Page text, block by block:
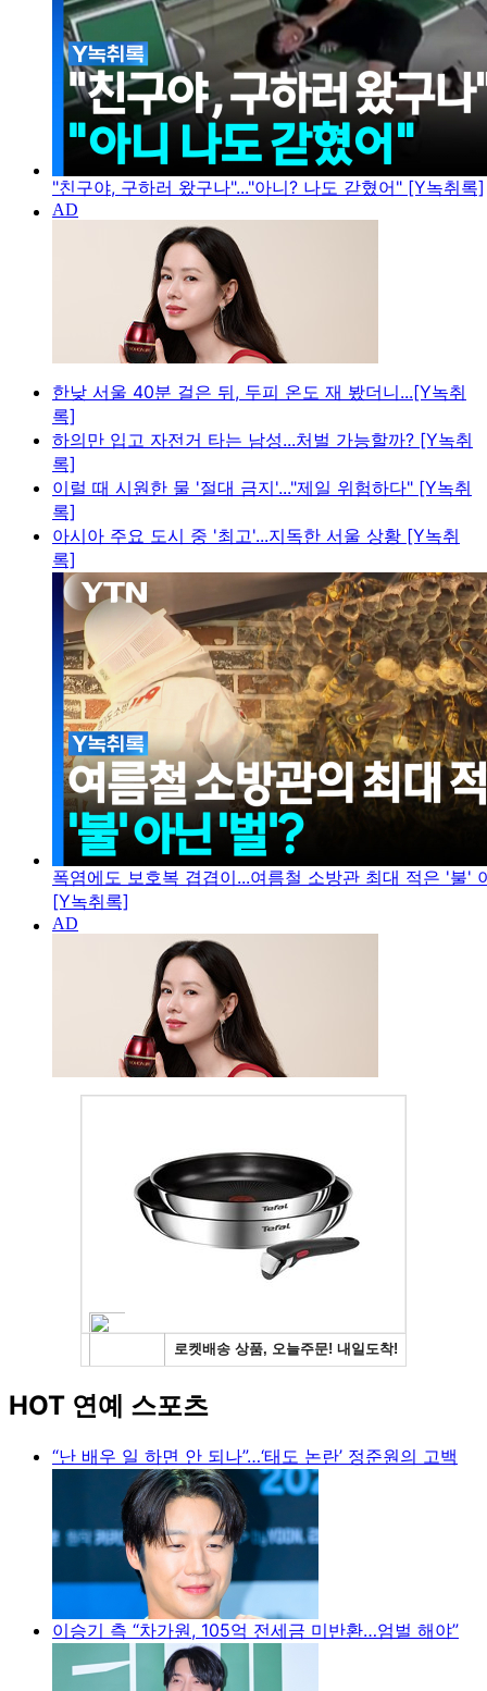
"친구야, 구하러 왔구나"..."아니? 나도 갇혔어" [Y녹취록]
한낮 서울 40분 걸은 뒤, 두피 온도 재 봤더니...[Y녹취
록]
하의만 입고 자전거 타는 남성...처벌 가능할까? [Y녹취
록]
이럴 때 시원한 물 '절대 금지'..."제일 위험하다" [Y녹취
록]
아시아 주요 도시 중 '최고'...지독한 서울 상황 [Y녹취
록]
폭염에도 보호복 겹겹이...여름철 소방관 최대 적은 '불'
[Y녹취록]
HOT 연예 스포츠
“난 배우 일 하면 안 되나”…‘태도 논란’ 정준원의 고백
이승기 측 “차가원, 105억 전세금 미반환…엄벌 해야”